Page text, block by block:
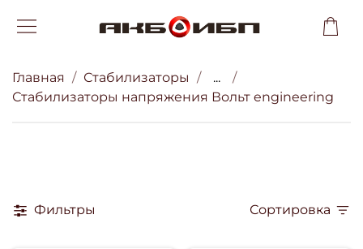
Главная Стабилизаторы
...
Стабилизаторы напряжения Вольт engineering
Фильтры Сортировка